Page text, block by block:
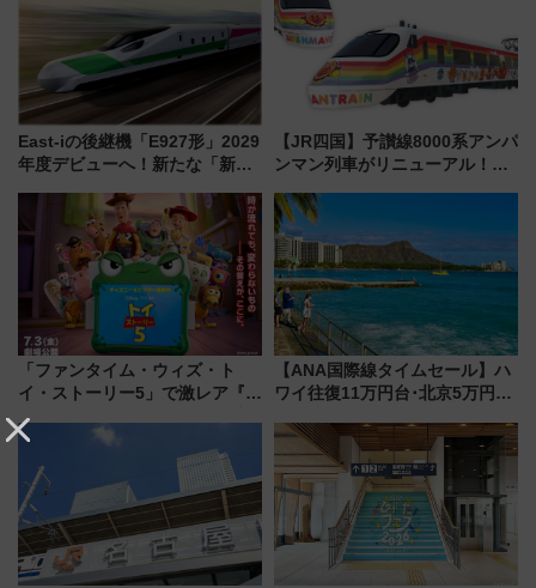
East-iの後継機「E927形」2029
年度デビューへ！新たな「新幹
説【JR東日本】
【JR四国】予讃線8000系アンパ
ンマン列車がリニューアル！内
今年12月
「ファンタイム・ウィズ・ト
イ・ストーリー5」で激レア『ロ
ルカナ』カードをゲット！最新
デコレーションも徹底解説
【ANA国際線タイムセール】ハ
ワイ往復11万円台･北京5万円台
来春のGW旅行まで狙える激ア
ツ路線まとめ（8/10まで）